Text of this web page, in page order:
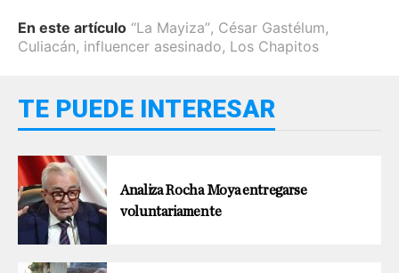
En este artículo “La Mayiza”, César Gastélum,
Culiacán, influencer asesinado, Los Chapitos
TE PUEDE INTERESAR
Analiza Rocha Moya entregarse
voluntariamente